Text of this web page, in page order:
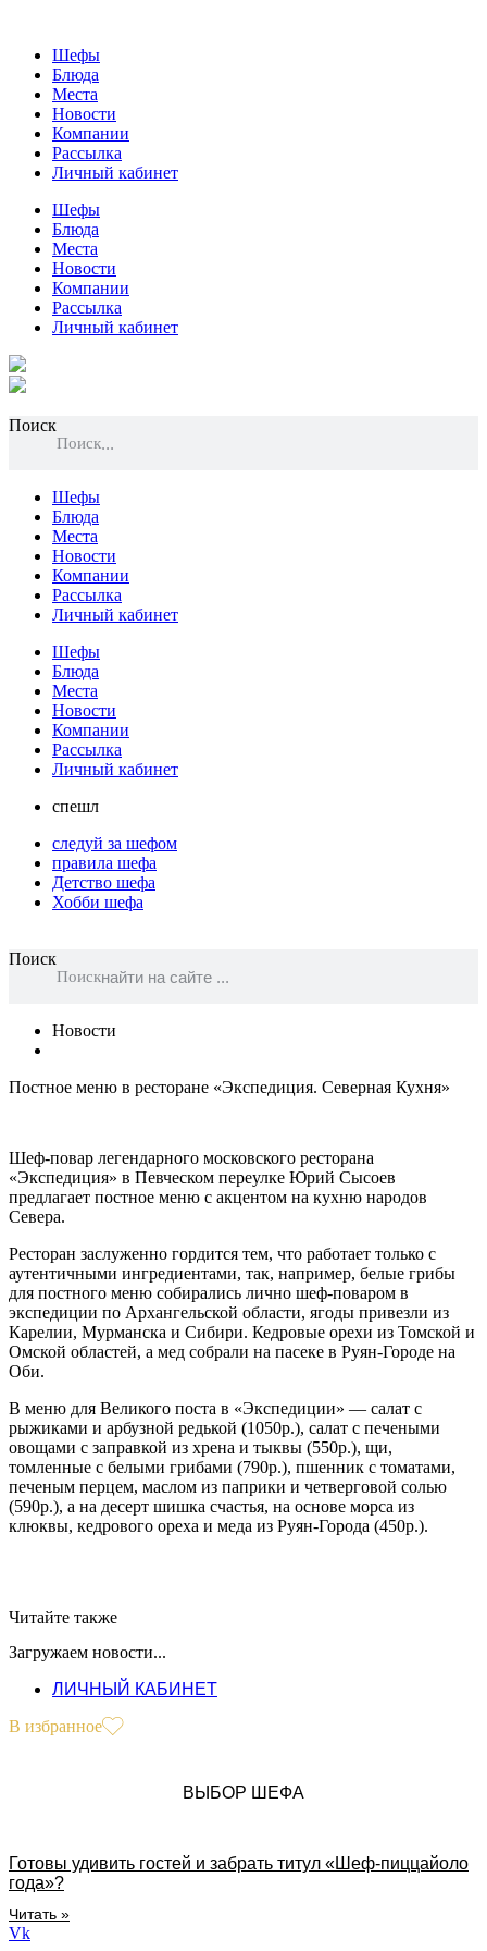
Шефы
Блюда
Места
Новости
Компании
Рассылка
Личный кабинет
Шефы
Блюда
Места
Новости
Компании
Рассылка
Личный кабинет
Поиск
Поиск
Шефы
Блюда
Места
Новости
Компании
Рассылка
Личный кабинет
Шефы
Блюда
Места
Новости
Компании
Рассылка
Личный кабинет
спешл
следуй за шефом
правила шефа
Детство шефа
Хобби шефа
Поиск
Поиск
Новости
Постное меню в ресторане «Экспедиция. Северная Кухня»
Шеф-повар легендарного московского ресторана
«Экспедиция» в Певческом переулке Юрий Сысоев
предлагает постное меню с акцентом на кухню народов
Севера.
Ресторан заслуженно гордится тем, что работает только с
аутентичными ингредиентами, так, например, белые грибы
для постного меню собирались лично шеф-поваром в
экспедиции по Архангельской области, ягоды привезли из
Карелии, Мурманска и Сибири. Кедровые орехи из Томской и
Омской областей, а мед собрали на пасеке в Руян-Городе на
Оби.
В меню для Великого поста в «Экспедиции» — салат с
рыжиками и арбузной редькой (1050р.), салат с печеными
овощами с заправкой из хрена и тыквы (550р.), щи,
томленные с белыми грибами (790р.), пшенник с томатами,
печеным перцем, маслом из паприки и четверговой солью
(590р.), а на десерт шишка счастья, на основе морса из
клюквы, кедрового ореха и меда из Руян-Города (450р.).
Читайте также
Загружаем новости...
ЛИЧНЫЙ КАБИНЕТ
В избранное
ВЫБОР ШЕФА
Готовы удивить гостей и забрать титул «Шеф-пиццайоло
года»?
Читать »
Vk